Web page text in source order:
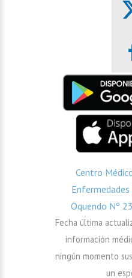
Centro
Oquendo Nº
Fecha última
información
ningún momento
un